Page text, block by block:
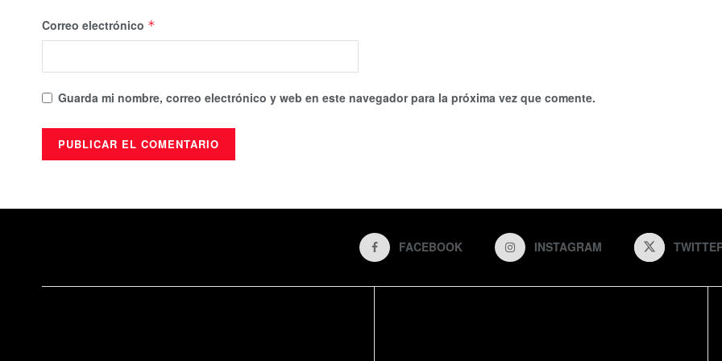
Correo electrónico *
Guarda mi nombre, correo electrónico y web en este navegador para la próxima vez que comente.
FACEBOOK INSTAGRAM